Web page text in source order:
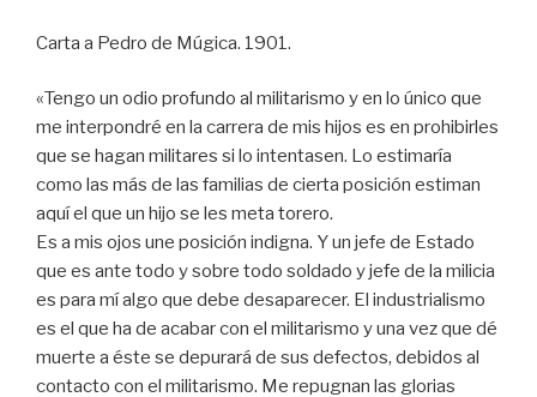
Carta a Pedro de Múgica. 1901.
«Tengo un odio profundo al militarismo y en lo único que
me interpondré en la carrera de mis hijos es en prohibirles
que se hagan militares si lo intentasen. Lo estimaría
como las más de las familias de cierta posición estiman
aquí el que un hijo se les meta torero.
Es a mis ojos une posición indigna. Y un jefe de Estado
que es ante todo y sobre todo soldado y jefe de la milicia
es para mí algo que debe desaparecer. El industrialismo
es el que ha de acabar con el militarismo y una vez que dé
muerte a éste se depurará de sus defectos, debidos al
contacto con el militarismo. Me repugnan las glorias